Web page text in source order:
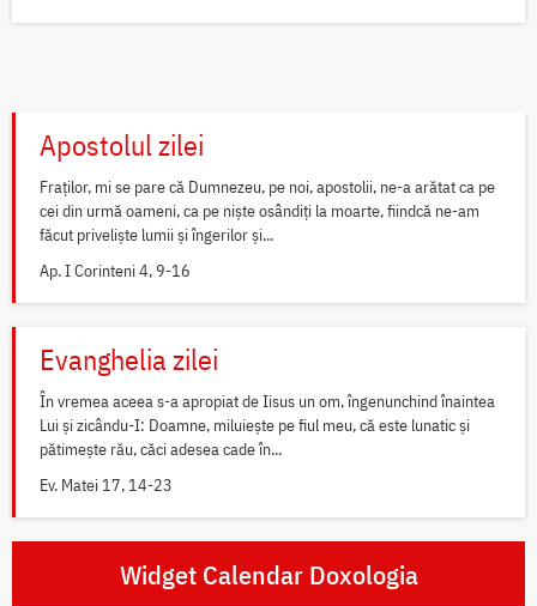
Apostolul zilei
Fraților, mi se pare că Dumnezeu, pe noi, apostolii, ne-a arătat ca pe
cei din urmă oameni, ca pe niște osândiți la moarte, fiindcă ne-am
făcut priveliște lumii și îngerilor și...
Ap. I Corinteni 4, 9-16
Evanghelia zilei
În vremea aceea s-a apropiat de Iisus un om, îngenunchind înaintea
Lui și zicându-I: Doamne, miluiește pe fiul meu, că este lunatic și
pătimește rău, căci adesea cade în...
Ev. Matei 17, 14-23
Widget Calendar Doxologia